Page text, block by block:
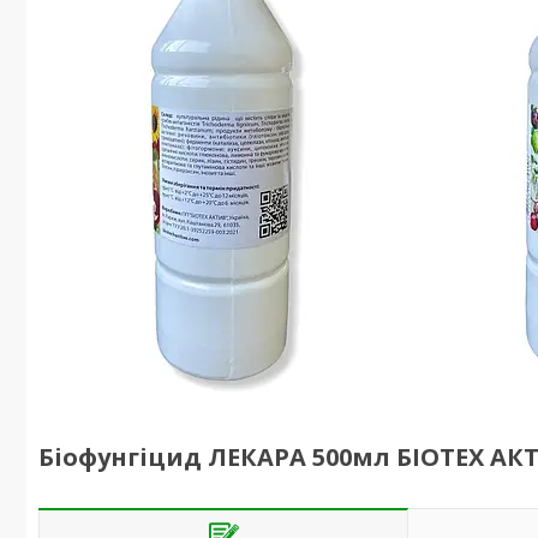
Біофунгіцид ЛЕКАРА 500мл БІОТЕХ